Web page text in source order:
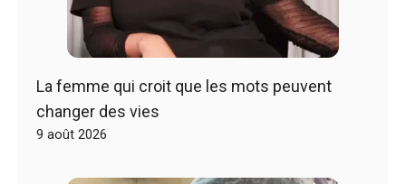
La femme qui croit que les mots peuvent
changer des vies
9 août 2026